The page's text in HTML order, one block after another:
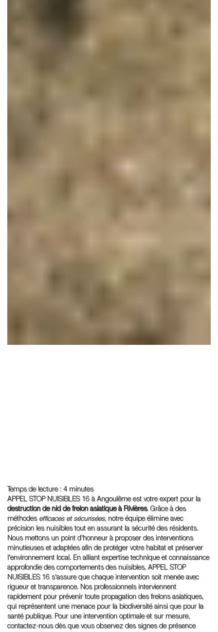
Temps de lecture : 4 minutes
APPEL STOP NUISIBLES 16 à Angoulême est votre expert pour la
destruction de nid de frelon asiatique à Rivières. Grâce à des
méthodes efficaces et sécurisées, notre équipe élimine avec
précision les nuisibles tout en assurant la sécurité des résidents.
Nous mettons un point d'honneur à proposer des interventions
minutieuses et adaptées afin de protéger votre habitat et préserver
l'environnement local. En alliant expertise technique et connaissance
approfondie des comportements des nuisibles, APPEL STOP
NUISIBLES 16 s'assure que chaque intervention soit menée avec
rigueur et transparence. Nos professionnels interviennent
rapidement pour prévenir toute propagation des frelons asiatiques,
qui représentent une menace pour la biodiversité ainsi que pour la
santé publique. Pour une intervention optimale et sur mesure,
contactez-nous dès que vous observez des signes de présence